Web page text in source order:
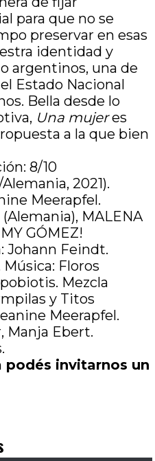
para que no se
preservar en esas
identidad y
argentinos, una de
Estado Nacional
Bella desde lo
Una mujeres
a la que bien
8/10
2021).
Meerapfel.
MALENA
GÓMEZ!
Johann Feindt.
Floros
Mezcla
y Titos
Meerapfel.
Manja Ebert.
invitarnos un